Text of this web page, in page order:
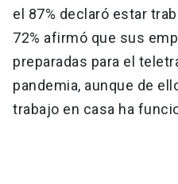
el 87% declaró estar
72% afirmó que sus
preparadas para el
pandemia, aunque de
trabajo en casa ha